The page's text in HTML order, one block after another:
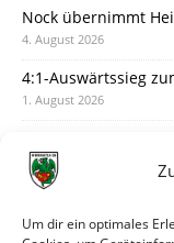
Um dir ein optimales
Nock übernimmt
4. August 2026
4:1-Auswärtssieg
1. August 2026
31. Juli 2026
30. Juli 2026